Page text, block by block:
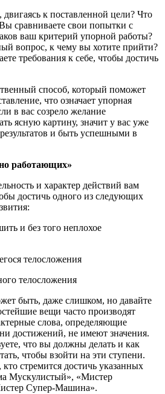
к поставленной цели? Что
сравниваете свои попытки с
ваш критерий упорной работы?
вопрос, к чему вы хотите прийти?
требования к себе, чтобы достичь
способ, который поможет
что означает упорная
в вас созрело желание
ясную картину, значит у вас уже
и быть успешными в
работающих»
и характер действий вам
достичь одного из следующих
и без того неплохое
телосложения
телосложения
быть, даже слишком, но давайте
вещи часто производят
слова, определяющие
достижений, не имеют значения.
что вы должны делать и как
чтобы взойти на эти ступени.
стремится достичь указанных
Мускулистый», «Мистер
Супер-Машина».